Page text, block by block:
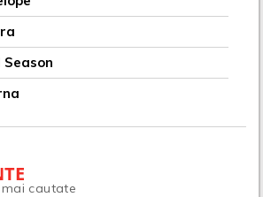
Season
mai cautate